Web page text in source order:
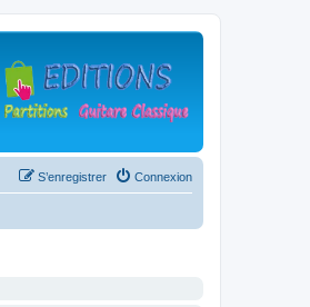
Connexion
S’enregistrer